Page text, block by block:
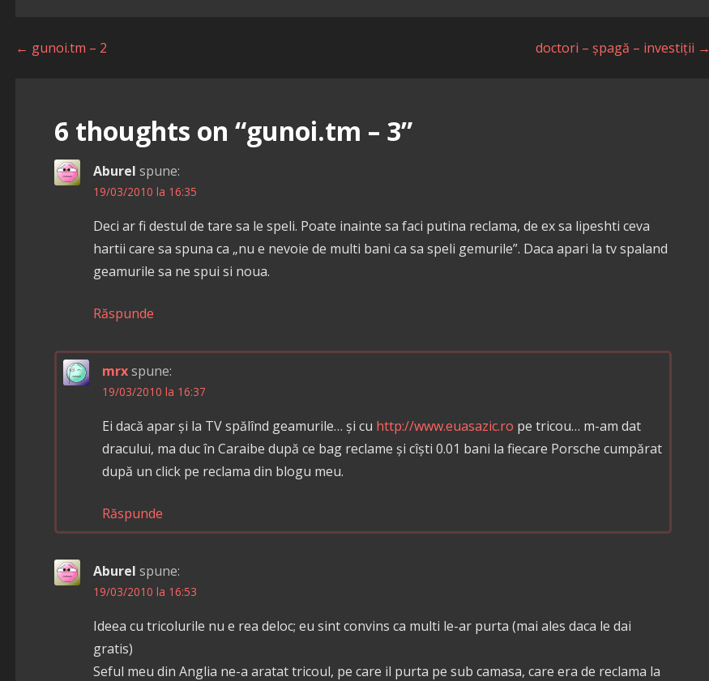
Navigare
articole
← gunoi.tm – 2 doctori – șpagă – investiții →
6 thoughts on “gunoi.tm – 3”
Aburel spune:
19/03/2010 la 16:35
Deci ar fi destul de tare sa le speli. Poate inainte sa faci putina reclama, de ex sa lipeshti ceva
hartii care sa spuna ca „nu e nevoie de multi bani ca sa speli gemurile”. Daca apari la tv spaland
geamurile sa ne spui si noua.
Răspunde
mrxspune:
19/03/2010 la 16:37
Ei dacă apar și la TV spălînd geamurile… și cu http://www.euasazic.ro pe tricou… m-am dat
dracului, ma duc în Caraibe după ce bag reclame și cîști 0.01 bani la fiecare Porsche cumpărat
după un click pe reclama din blogu meu.
Răspunde
Aburel spune:
19/03/2010 la 16:53
Ideea cu tricolurile nu e rea deloc; eu sint convins ca multi le-ar purta (mai ales daca le dai
gratis)
Seful meu din Anglia ne-a aratat tricoul, pe care il purta pe sub camasa, care era de reclama la